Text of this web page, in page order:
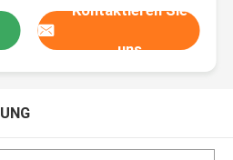
Kontaktieren Sie
uns